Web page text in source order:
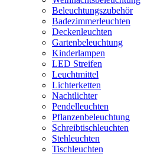
Beleuchtungszubehör
Badezimmerleuchten
Deckenleuchten
Gartenbeleuchtung
Kinderlampen
LED Streifen
Leuchtmittel
Lichterketten
Nachtlichter
Pendelleuchten
Pflanzenbeleuchtung
Schreibtischleuchten
Stehleuchten
Tischleuchten